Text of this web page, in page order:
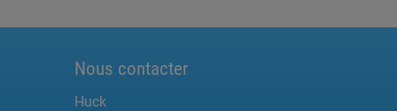
Nous contacter
Huck